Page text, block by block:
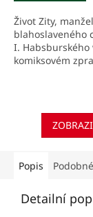
Život Zity,
blahoslaveného
I. Habsburského
komiksovém
Popis
Detailní